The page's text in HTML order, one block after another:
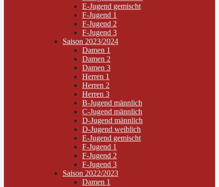
E-Jugend gemischt
F-Jugend 1
F-Jugend 2
F-Jugend 3
Saison 2023/2024
Damen 1
Damen 2
Damen 3
Herren 1
Herren 2
Herren 3
B-Jugend männlich
C-Jugend männlich
D-Jugend männlich
D-Jugend weiblich
E-Jugend gemischt
F-Jugend 1
F-Jugend 2
F-Jugend 3
Saison 2022/2023
Damen 1